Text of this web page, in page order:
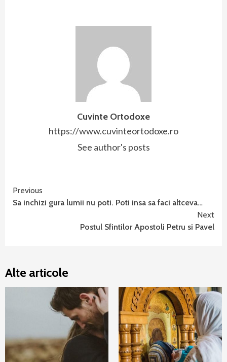
Cuvinte Ortodoxe
https://www.cuvinteortodoxe.ro
See author's posts
Continue
Reading
Previous
Sa inchizi gura lumii nu poti. Poti insa sa faci altceva…
Next
Postul Sfintilor Apostoli Petru si Pavel
Alte articole